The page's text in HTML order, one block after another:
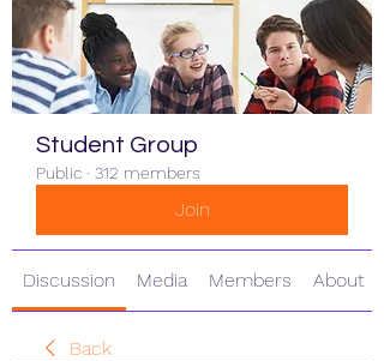
Student Group
Public · 312 members
Join
Discussion Media Members About
Back